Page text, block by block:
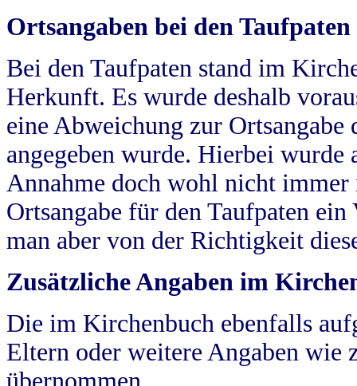
Ortsangaben bei den Taufpaten
Bei den Taufpaten stand im
Herkunft. Es wurde deshalb
eine Abweichung zur
angegeben wurde. Hierbei wurde
Annahme doch wohl nicht
Ortsangabe für den Taufpaten
man aber von der Richtigkeit
Zusätzliche Angaben im
Die im Kirchenbuch ebenfalls
Eltern oder weitere Angaben wie